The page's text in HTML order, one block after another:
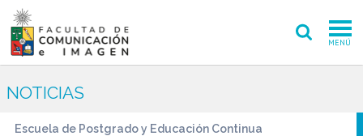
MENÚ
NOTICIAS
Escuela de Postgrado y Educación Continua